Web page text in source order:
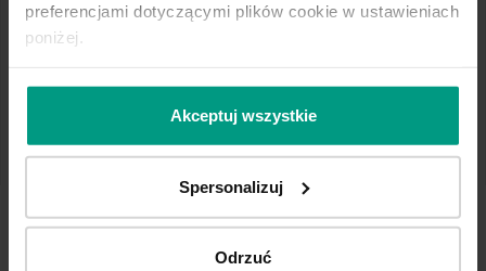
preferencjami dotyczącymi plików cookie w ustawieniach
poniżej.
Akceptuj wszystkie
Spersonalizuj
Odrzuć
Nie przegap okazji, aby rozwinąć swoje